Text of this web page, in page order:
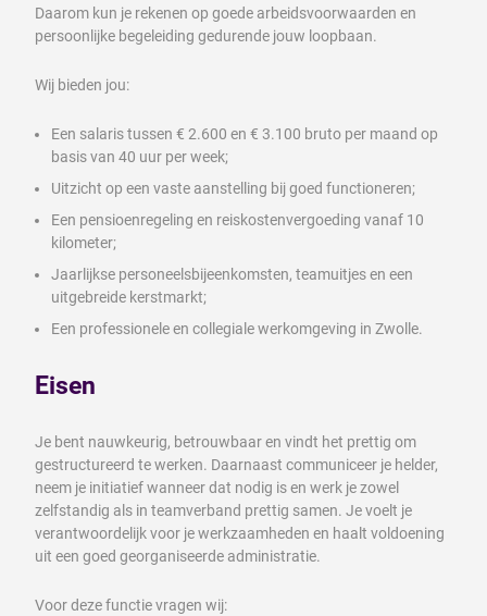
Daarom kun je rekenen op goede arbeidsvoorwaarden en
persoonlijke begeleiding gedurende jouw loopbaan.
Wij bieden jou:
Een salaris tussen € 2.600 en € 3.100 bruto per maand op
basis van 40 uur per week;
Uitzicht op een vaste aanstelling bij goed functioneren;
Een pensioenregeling en reiskostenvergoeding vanaf 10
kilometer;
Jaarlijkse personeelsbijeenkomsten, teamuitjes en een
uitgebreide kerstmarkt;
Een professionele en collegiale werkomgeving in Zwolle.
Eisen
Je bent nauwkeurig, betrouwbaar en vindt het prettig om
gestructureerd te werken. Daarnaast communiceer je helder,
neem je initiatief wanneer dat nodig is en werk je zowel
zelfstandig als in teamverband prettig samen. Je voelt je
verantwoordelijk voor je werkzaamheden en haalt voldoening
uit een goed georganiseerde administratie.
Voor deze functie vragen wij: